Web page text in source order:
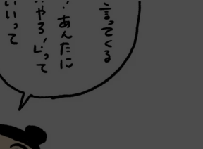
まにしておきたいですね」というコ
た、「痕跡」が残ったドアについて
ったところ、「引っ越す予定はない
を維持していく予定です！」とのこ
カレラ4GTS）さんのX（旧